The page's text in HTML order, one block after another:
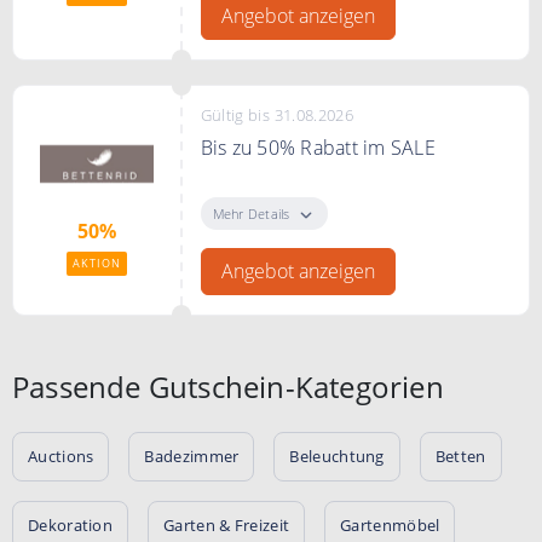
Angebot anzeigen
50%
AKTION
Gültig bis 31.08.2026
Bis zu 50% Rabatt im SALE
sichern!
Mehr Details
Angebot anzeigen
Passende Gutschein-Kategorien
Auctions Badezimmer Beleuchtung Betten
Dekoration Garten & Freizeit Gartenmöbel